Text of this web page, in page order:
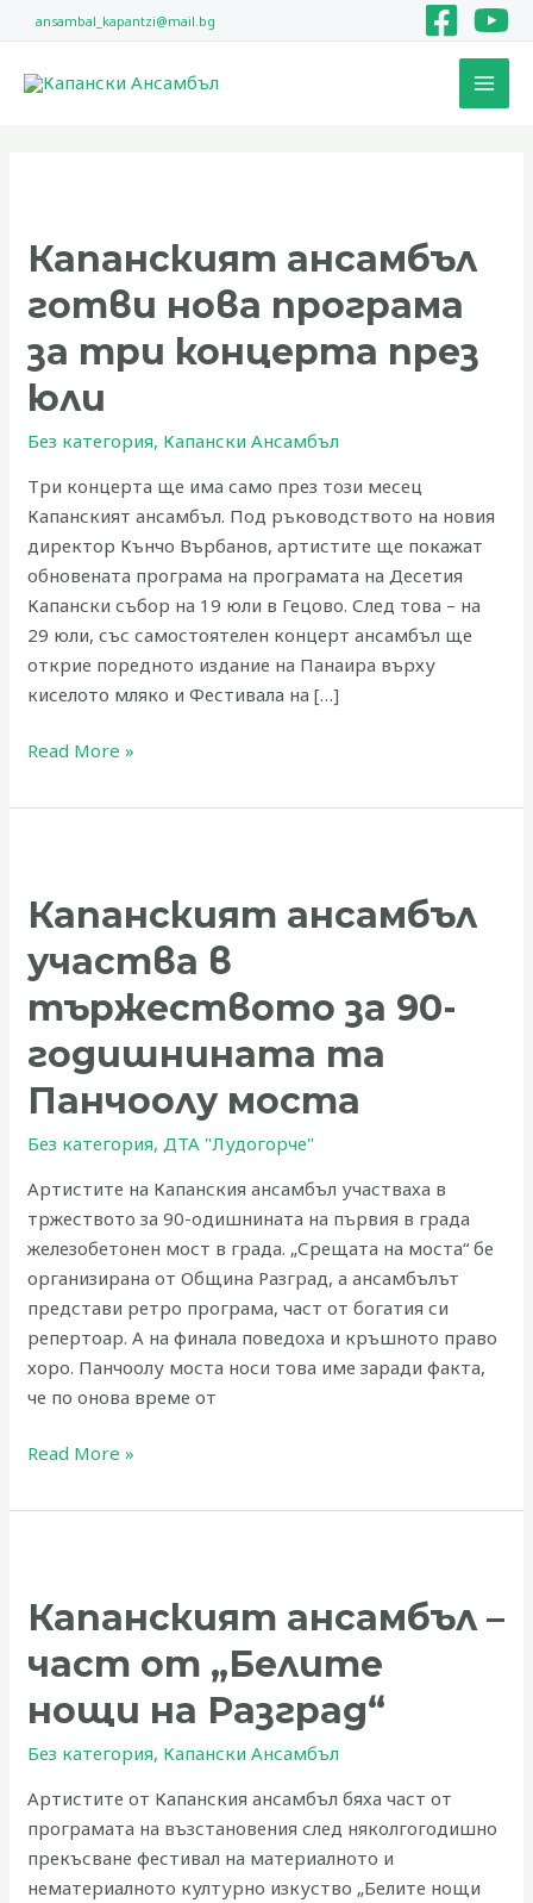
content
ansambal_kapantzi@mail.bg
Капанският ансамбъл
готви нова програма
за три концерта през
юли
Без категория, Капански Ансамбъл
Три концерта ще има само през този месец
Капанският ансамбъл. Под ръководството на новия
директор Кънчо Върбанов, артистите ще покажат
обновената програма на програмата на Десетия
Капански събор на 19 юли в Гецово. След това – на
29 юли, със самостоятелен концерт ансамбъл ще
открие поредното издание на Панаира върху
киселото мляко и Фестивала на […]
готви
програма
за
три
концерта
през
Read More »
Капанският ансамбъл
участва в
тържеството за 90-
годишнината та
Панчоолу моста
Без категория, ДТА "Лудогорче"
Артистите на Капанския ансамбъл участваха в
тржеството за 90-одишнината на първия в града
железобетонен мост в града. „Срещата на моста“ бе
организирана от Община Разград, а ансамбълът
представи ретро програма, част от богатия си
репертоар. А на финала поведоха и кръшното право
хоро. Панчоолу моста носи това име заради факта,
че по онова време от
участва
тържеството
за
90-
годишнината
та
Панчоолу
моста
Read More »
Капанският ансамбъл –
част от „Белите
нощи на Разград“
Без категория, Капански Ансамбъл
Артистите от Капанския ансамбъл бяха част от
програмата на възстановения след няколгогодишно
прекъсване фестивал на материалното и
нематериалното културно изкуство „Белите нощи
–
от
„Белите
нощи
на
Разград“